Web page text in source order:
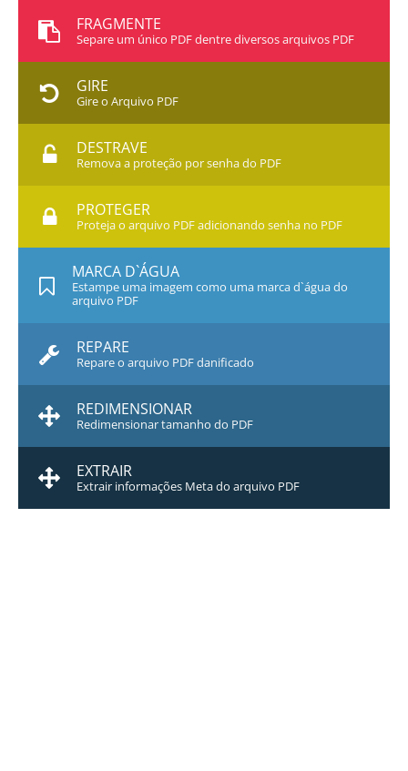
FRAGMENTE
Separe um único PDF dentre diversos arquivos PDF
GIRE
Gire o Arquivo PDF
DESTRAVE
Remova a proteção por senha do PDF
PROTEGER
Proteja o arquivo PDF adicionando senha no PDF
MARCA D`ÁGUA
Estampe uma imagem como uma marca d`água do
arquivo PDF
REPARE
Repare o arquivo PDF danificado
REDIMENSIONAR
Redimensionar tamanho do PDF
EXTRAIR
Extrair informações Meta do arquivo PDF